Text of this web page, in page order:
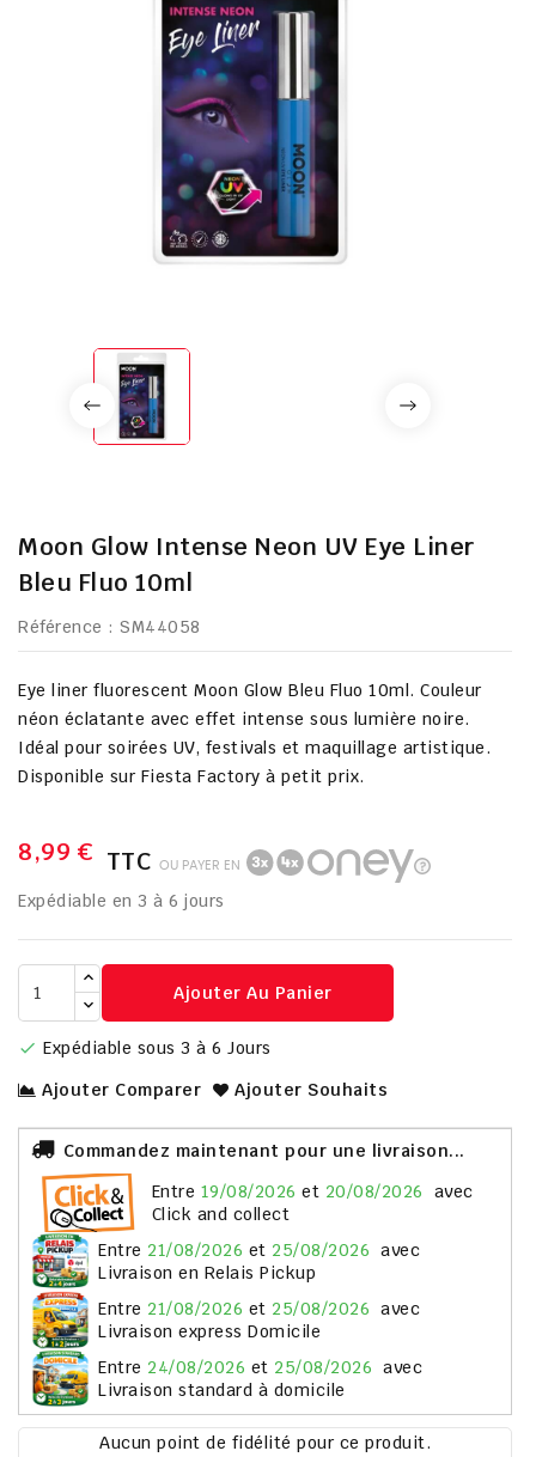
Moon Glow Intense Neon UV Eye Liner
Bleu Fluo 10ml
Référence : SM44058
Eye liner fluorescent Moon Glow Bleu Fluo 10ml. Couleur
néon éclatante avec effet intense sous lumière noire.
Idéal pour soirées UV, festivals et maquillage artistique.
Disponible sur Fiesta Factory à petit prix.
8,99 € TTC OU PAYER EN
Expédiable en 3 à 6 jours
Ajouter Au Panier
 Expédiable sous 3 à 6 Jours
Ajouter Comparer
Ajouter Souhaits
Commandez maintenant pour une livraison...
entre 19/08/2026 et 20/08/2026
avec
Click and collect
entre 21/08/2026 et 25/08/2026 avec
Livraison en Relais Pickup
entre 21/08/2026 et 25/08/2026 avec
Livraison express Domicile
entre 24/08/2026 et 25/08/2026 avec
Livraison standard à domicile
Aucun point de fidélité pour ce produit.